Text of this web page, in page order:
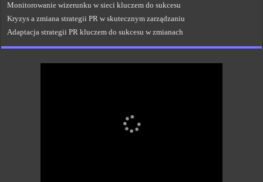
Monitorowanie wizerunku w sieci kluczem do sukcesu
Kryzys a zmiana strategii PR w skutecznym zarządzaniu
Adaptacja strategii PR kluczem do sukcesu w zmianach